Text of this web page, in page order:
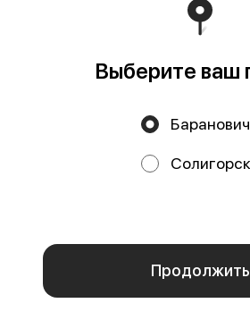
аналитических сервисов согласно нашей
конфиденциальности
Выберите ваш
Солигорск